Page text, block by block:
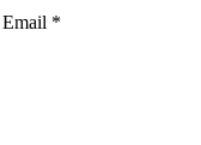
*